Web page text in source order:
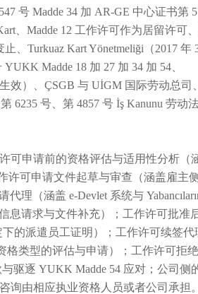
号 Madde 34 加 AR-GE 中心证书第
、Madde 12 工作许可作为居留许可
、Turkuaz Kart Yönetmeliği（2017 年
YUKK Madde 18 加 27 加 34 加 54、
生效）、ÇSGB 与 UİGM 国际劳动总司
6235 号、第 4857 号 İş Kanunu 劳动
可申请前的资格评估与适用性分析（
许可申请文件起草与审查（涵盖雇主
理（涵盖 e-Devlet 系统与
息请求与文件补充）；工作许可批准
的派遣员工证明）；工作许可续签代
格类型的评估与申请）；工作许可拒
驱逐 YUKK Madde 54 应对；公司侧
询由相应执业资格人员或者公司承担